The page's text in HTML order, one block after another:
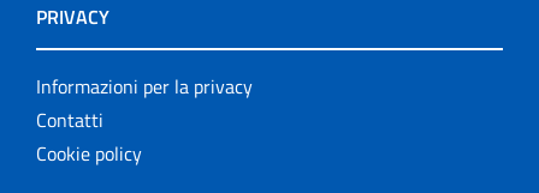
PRIVACY
Informazioni per la privacy
Contatti
Cookie policy